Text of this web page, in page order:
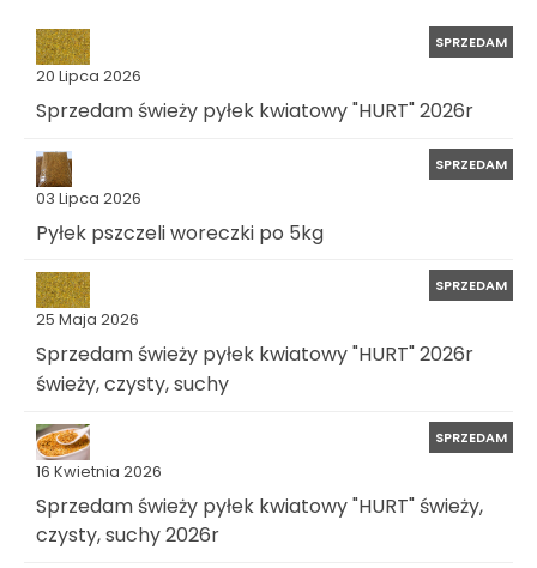
20 Lipca 2026
SPRZEDAM
Sprzedam świeży pyłek kwiatowy "HURT" 2026r
03 Lipca 2026
SPRZEDAM
Pyłek pszczeli woreczki po 5kg
25 Maja 2026
SPRZEDAM
Sprzedam świeży pyłek kwiatowy "HURT" 2026r
świeży, czysty, suchy
16 Kwietnia 2026
SPRZEDAM
Sprzedam świeży pyłek kwiatowy "HURT" świeży,
czysty, suchy 2026r